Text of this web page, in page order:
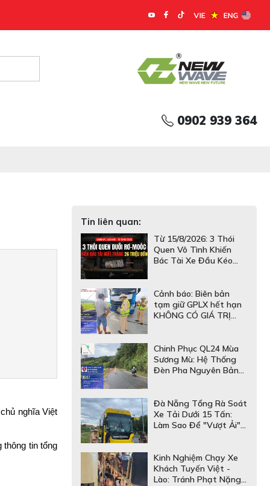
0902 939 364
nghĩa Việt
thông tin tổng
Tin liên quan:
Từ 15/8/2026: 3 Thói
Quen Vô Tình Khiến
Bác Tài Xe Đầu Kéo
Cảnh báo: Biên bản
tạm giữ GPLX hết hạn
KHÔNG CÓ GIÁ TRỊ
triệu!
Chinh Phục QL24 Mùa
Sương Mù: Hệ Thống
Đèn Pha Nguyên Bản
Đà Nẵng Tổng Rà Soát
Xe Tải Dưới 15 Tấn:
Làm Sao Để "Vượt Ải"
Kinh Nghiệm Chạy Xe
Khách Tuyến Việt -
Lào: Tránh Phạt Nặng